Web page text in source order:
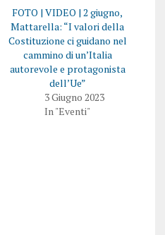
FOTO | VIDEO | 2 giugno,
Mattarella: “I valori della
Costituzione ci guidano nel
cammino di un’Italia
autorevole e protagonista
dell’Ue”
3 Giugno 2023
In "Eventi"